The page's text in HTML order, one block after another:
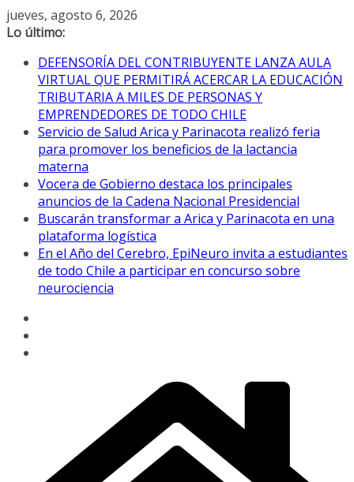
Saltar
al
jueves, agosto 6, 2026
Lo último:
DEFENSORÍA DEL CONTRIBUYENTE LANZA AULA
VIRTUAL QUE PERMITIRÁ ACERCAR LA EDUCACIÓN
TRIBUTARIA A MILES DE PERSONAS Y
EMPRENDEDORES DE TODO CHILE
Servicio de Salud Arica y Parinacota realizó feria
para promover los beneficios de la lactancia
materna
Vocera de Gobierno destaca los principales
anuncios de la Cadena Nacional Presidencial
Buscarán transformar a Arica y Parinacota en una
plataforma logística
En el Año del Cerebro, EpiNeuro invita a estudiantes
de todo Chile a participar en concurso sobre
neurociencia